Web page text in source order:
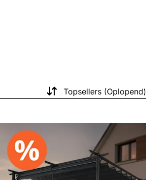
Topsellers (Oplopend)